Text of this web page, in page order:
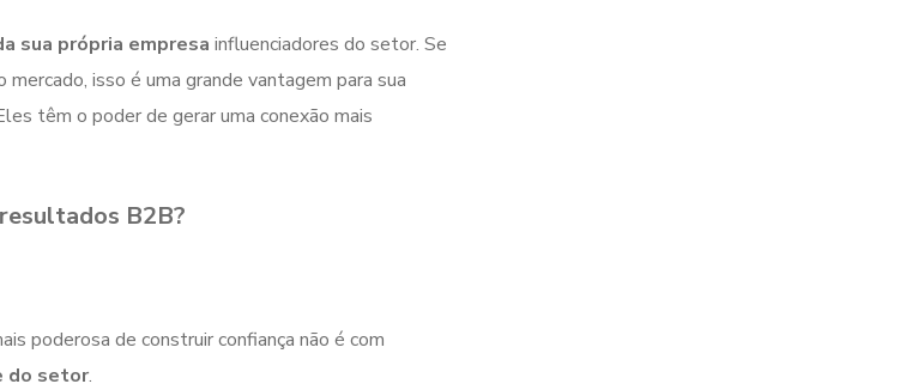
sua própria empresa influenciadores do setor. Se
isso é uma grande vantagem para sua
têm o poder de gerar uma conexão mais
B2B?
poderosa de construir confiança não é com
do setor.